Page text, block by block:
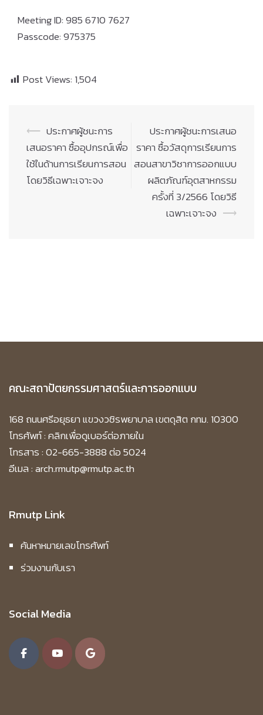
Meeting ID: 985 6710 7627
Passcode: 975375
Post Views: 1,504
Post
navigation
⟵ ประกาศผู้ชนะการ
เสนอราคา ซื้ออุปกรณ์เพื่อ
ใช้ในด้านการเรียนการสอน
โดยวิธีเฉพาะเจาะจง
ประกาศผู้ชนะการเสนอ
ราคา ซื้อวัสดุการเรียนการ
สอนสาขาวิชาการออกแบบ
ผลิตภัณฑ์อุตสาหกรรม
ครั้งที่ 3/2566 โดยวิธี
เฉพาะเจาะจง ⟶
คณะสถาปัตยกรรมศาสตร์และการออกแบบ
168 ถนนศรีอยุธยา แขวงวชิรพยาบาล เขตดุสิต กทม. 10300
โทรศัพท์ :คลิกเพื่อดูเบอร์ต่อภายใน
โทรสาร : 02-665-3888 ต่อ 5024
อีเมล : arch.rmutp@rmutp.ac.th
Rmutp Link
ค้นหาหมายเลขโทรศัพท์
ร่วมงานกับเรา
Social Media